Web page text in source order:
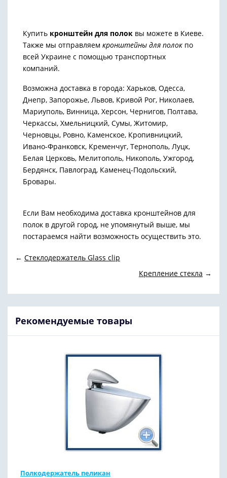
Купить кронштейн для полок вы можете в Киеве.
Также мы отправляем кронштейны для полок по
всей Украине с помощью транспортных
компаний.
Возможна доставка в города: Харьков, Одесса,
Днепр, Запорожье, Львов, Кривой Рог, Николаев,
Мариуполь, Винница, Херсон, Чернигов, Полтава,
Черкассы, Хмельницкий, Сумы, Житомир,
Черновцы, Ровно, Каменское, Кропивницкий,
Ивано-Франковск, Кременчуг, Тернополь, Луцк,
Белая Церковь, Мелитополь, Никополь, Ужгород,
Бердянск, Павлоград, Каменец-Подольский,
Бровары.
Если Вам необходима доставка кронштейнов для
полок в другой город, не упомянутый выше, мы
постараемся найти возможность осуществить это.
← Стеклодержатель Glass clip
Крепление стекла →
Рекомендуемые товары
Полкодержатель пеликан